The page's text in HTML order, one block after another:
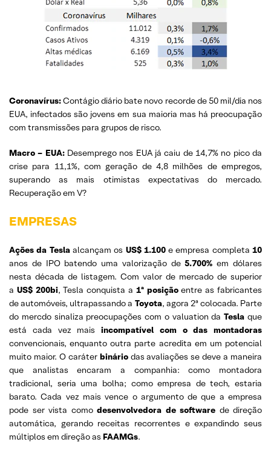
Coronavírus:Contágio diário bate novo recorde de 50 mil/dia nos
EUA, infectados são jovens em sua maioria mas há preocupação
com transmissões para grupos de risco.
Macro – EUA: Desemprego nos EUA já caiu de 14,7% no pico da
crise para 11,1%, com geração de 4,8 milhões de empregos,
superando as mais otimistas expectativas do mercado.
Recuperação em V?
EMPRESAS
Ações da Teslaalcançam os US$ 1.100e empresa completa10
anos de IPO batendo uma valorização de5.700% em dólares
nesta década de listagem. Com valor de mercado de superior
a US$ 200bi, Tesla conquista a 1ª posiçãoentre as fabricantes
de automóveis, ultrapassando a Toyota, agora 2ª colocada. Parte
do mercdo sinaliza preocupações com o valuation daTesla que
está cada vez mais incompatível com o das montadoras
convencionais, enquanto outra parte acredita em um potencial
muito maior. O caráter binário das avaliações se deve a maneira
que analistas encaram a companhia: como montadora
tradicional, seria uma bolha; como empresa de tech, estaria
barato. Cada vez mais vence o argumento de que a empresa
pode ser vista como desenvolvedora de software de direção
automática, gerando receitas recorrentes e expandindo seus
múltiplos em direção as FAAMGs.